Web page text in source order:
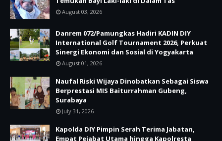
August 03, 2026
Danrem 072/Pamungkas Hadiri KADIN DIY
International Golf Tournament 2026, Perkuat
Sinergi Ekonomi dan Sosial di Yogyakarta
August 01, 2026
Naufal Riski Wijaya Dinobatkan Sebagai Siswa
Berprestasi MIS Baiturrahman Gubeng,
Surabaya
July 31, 2026
Kapolda DIY Pimpin Serah Terima Jabatan,
Empat Pejabat Utama hingga Kapolresta